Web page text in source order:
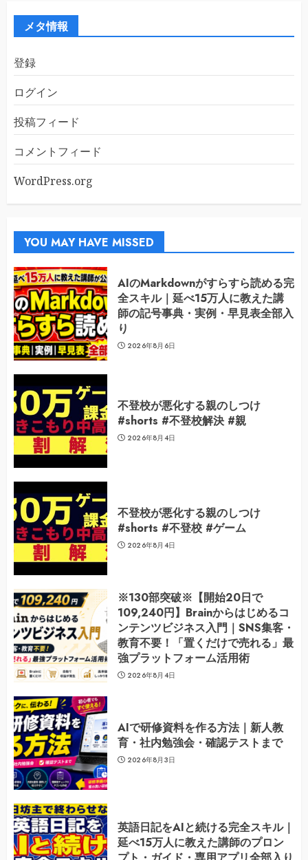
メタ情報
登録
ログイン
投稿フィード
コメントフィード
WordPress.org
YOU MAY HAVE MISSED
AIのMarkdownがすらすら読める完
全スキル｜延べ15万人に教えた講
師の記号事典・実例・早見表全部入
り
2026年8月6日
不登校が悪化する親のしつけ
#shorts #不登校解決 #親
2026年8月4日
不登校が悪化する親のしつけ
#shorts #不登校 #ゲーム
2026年8月4日
※130部突破※【開始20日で
109,240円】Brainからはじめるコ
ンテンツビジネス入門｜SNS集客・
教育不要！「置くだけで売れる」最
強プラットフォーム活用術
2026年8月4日
AIで研修資料を作る方法｜新人教
育・社内勉強会・確認テストまで
2026年8月3日
英語日記をAIと続ける完全スキル｜
延べ15万人に教えた講師のプロン